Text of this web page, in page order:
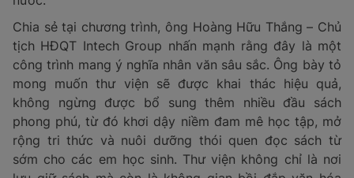
Chia sẻ tại chương trình, ông Hoàng Hữu Thắng – Chủ
tịch HĐQT Intech Group nhấn mạnh rằng đây là một
công trình mang ý nghĩa nhân văn sâu sắc. Ông bày tỏ
mong muốn thư viện sẽ được khai thác hiệu quả,
không ngừng được bổ sung thêm nhiều đầu sách
phong phú, từ đó khơi dậy niềm đam mê học tập, mở
rộng tri thức và nuôi dưỡng thói quen đọc sách từ
sớm cho các em học sinh. Thư viện không chỉ là nơi